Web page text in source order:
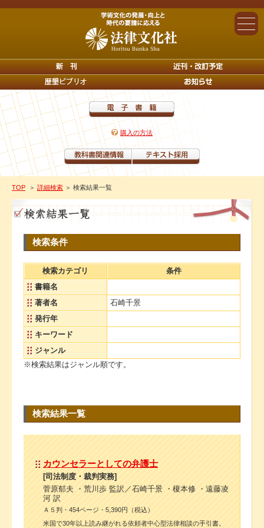
購入の方法
TOP ＞ 詳細検索 ＞ 検索結果一覧
検索条件
検索カテゴリ
条件
書籍名
著者名
石崎千景
発行年
キーワード
ジャンル
※検索結果はジャンル順です。
検索結果一覧
カウンセラーとしての弁護士
[司法制度・裁判実務]
菅原郁夫 ・荒川歩 監訳／石崎千景 ・榎本修 ・遠藤凌
河 訳
Ａ５判・454ページ・5,390円（税込）
米国で30年以上読み継がれる依頼者中心型法律相談の手引書。